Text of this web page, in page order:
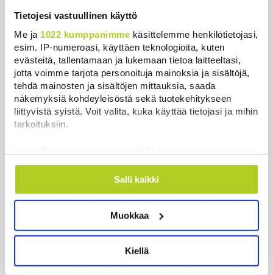
Tietojesi vastuullinen käyttö
Me ja 1022 kumppanimme käsittelemme henkilötietojasi,
esim. IP-numeroasi, käyttäen teknologioita, kuten
evästeitä, tallentamaan ja lukemaan tietoa laitteeltasi,
jotta voimme tarjota personoituja mainoksia ja sisältöjä,
tehdä mainosten ja sisältöjen mittauksia, saada
näkemyksiä kohdeyleisöstä sekä tuotekehitykseen
liittyvistä syistä. Voit valita, kuka käyttää tietojasi ja mihin
tarkoituksiin.
Kerätä tietoja maantieteellisestä sijainnistasi,
mahdollisesti muutaman metrin tarkkuudella
ominaispiirteitä aktiivisesti (sormenjäljen
Lue lisää siitä, miten henkilötietojasi käsitellään ja miten
suostumustasi tai peruuttaa sen milloin vain
evästeilmoituksessa.
Salli kaikki
Muokkaa
Kiellä
Palautitko puistosta löydetyt pullot
tai pakastitko marjat ennen myyntiä?
Verottaja vaatii osansa
Uutiset | 7.8.2026 21:42
Timo Laaninen julistaa Wille
Rydmanin Suomen taitavimmaksi
poliitikoksi
Uutiset | 7.8.2026 18:09
Helle kurittaa Pohjois-Koreaa –
Uutiset | 8.8.2026 22:06
Uusi junayhteys Oulusta
Haaparantaan saapui ensimmäistä
kertaa Ruotsiin – näin usein vuoroja
ajetaan